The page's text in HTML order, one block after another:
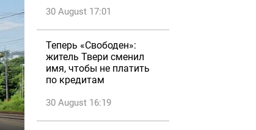
30 August 17:01
Теперь «Свободен»:
житель Твери сменил
имя, чтобы не платить
по кредитам
30 August 16:19